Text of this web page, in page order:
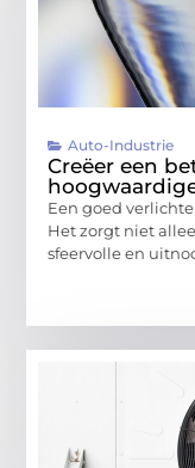
Auto-Industrie
Creëer een
Een goed
Het zorgt niet
sfeervolle en